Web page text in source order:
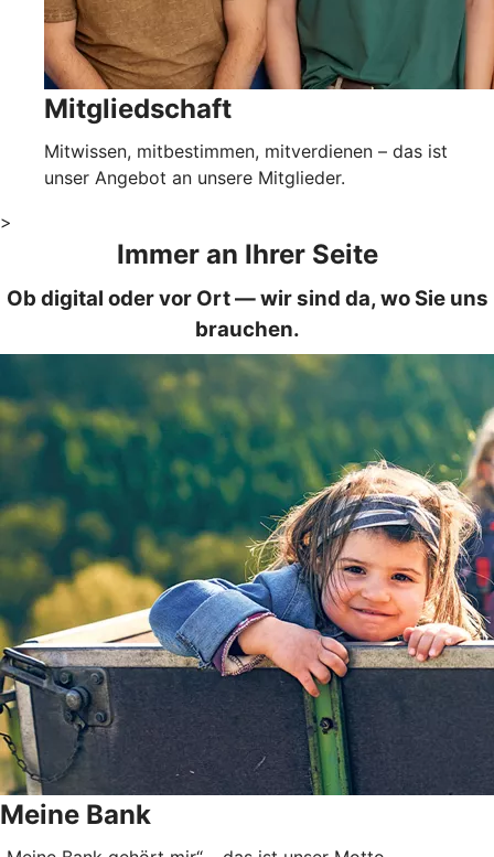
Mitgliedschaft
Mitwissen, mitbestimmen, mitverdienen – das ist
unser Angebot an unsere Mitglieder.
>
Immer an Ihrer Seite
Ob digital oder vor Ort — wir sind da, wo Sie uns
brauchen.
Meine Bank